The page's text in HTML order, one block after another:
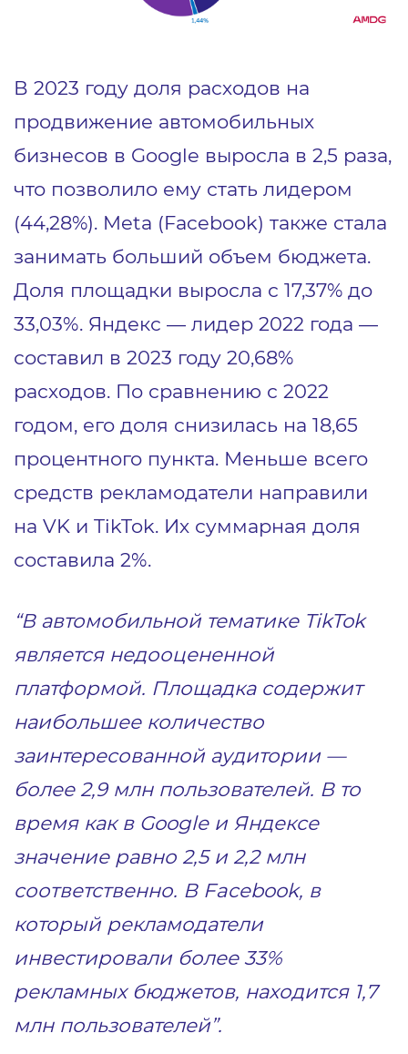
В 2023 году доля расходов на
продвижение автомобильных
бизнесов в Google выросла в 2,5 раза,
что позволило ему стать лидером
(44,28%). Meta (Facebook) также стала
занимать больший объем бюджета.
Доля площадки выросла с 17,37% до
33,03%. Яндекс — лидер 2022 года —
составил в 2023 году 20,68%
расходов. По сравнению с 2022
годом, его доля снизилась на 18,65
процентного пункта. Меньше всего
средств рекламодатели направили
на VK и TikTok. Их суммарная доля
составила 2%.
“В автомобильной тематике TikTok
является недооцененной
платформой. Площадка содержит
наибольшее количество
заинтересованной аудитории —
более 2,9 млн пользователей. В то
время как в Google и Яндексе
значение равно 2,5 и 2,2 млн
соответственно. В Facebook, в
который рекламодатели
инвестировали более 33%
рекламных бюджетов, находится 1,7
млн пользователей”.